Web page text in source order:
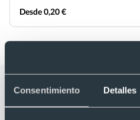
Consentimiento Detalles
Desde 0,20 €
Categorías
puntero táctil tech